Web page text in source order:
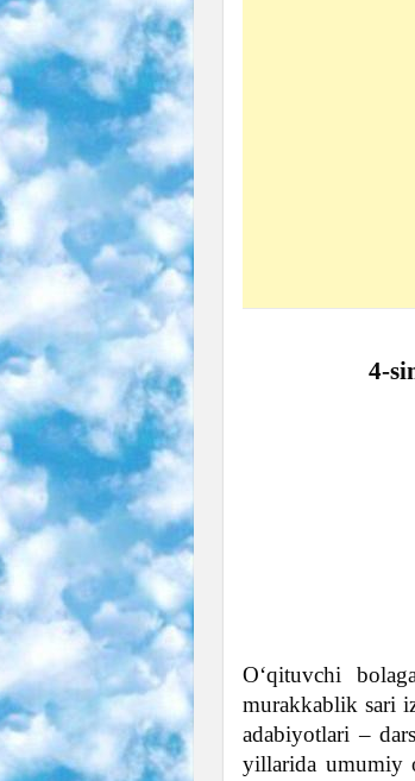
4-
O‘qituvchi
murakkablik sari
adabiyotlari –
yillarida umumiy